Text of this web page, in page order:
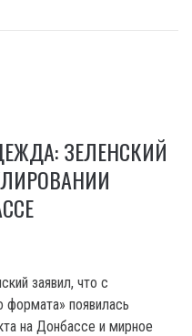
ЗЕЛЕНСКИЙ
заявил, что с
формата» появилась
на Донбассе и мирное